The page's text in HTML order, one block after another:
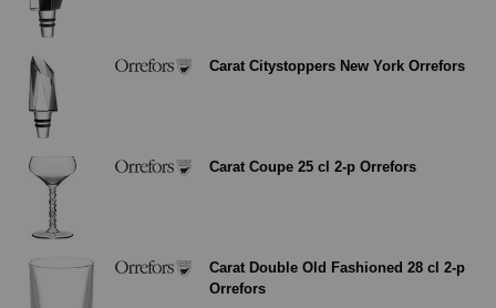
Carat Citystoppers New York Orrefors
Carat Coupe 25 cl 2-p Orrefors
Carat Double Old Fashioned 28 cl 2-p
Orrefors